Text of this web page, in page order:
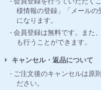
様情報の登録」「メールの
になります。
会員登録は無料です。また
も行うことができます。
キャンセル・返品について
ご注文後のキャンセルは原
ださい。